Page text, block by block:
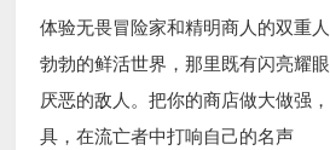
体验无畏冒险家和精明商人的双重
勃勃的鲜活世界，那里既有闪亮耀
厌恶的敌人。把你的商店做大做强
具，在流亡者中打响自己的名声